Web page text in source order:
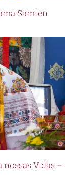
Samten
Vidas –